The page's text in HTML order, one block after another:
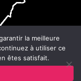
place du souvenir -
la meilleure
à utiliser ce
êtes satisfait.